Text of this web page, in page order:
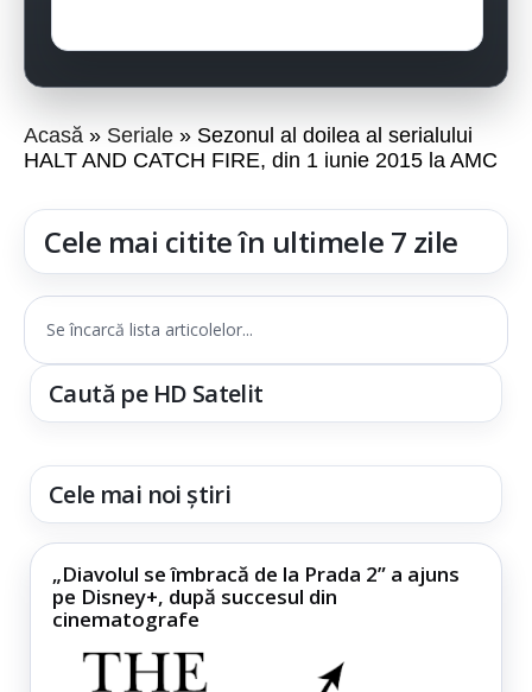
Acasă Seriale
Sezonul al doilea al serialului
HALT AND CATCH FIRE, din 1 iunie 2015 la AMC
Cele mai citite în ultimele 7 zile
Se încarcă lista articolelor...
Caută pe HD Satelit
Cele mai noi știri
„Diavolul se îmbracă de la Prada 2” a ajuns
pe Disney+, după succesul din
cinematografe